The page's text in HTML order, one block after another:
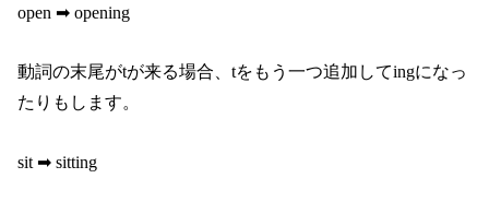
open ➡︎ opening
動詞の末尾がtが来る場合、tをもう一つ追加してingになっ
たりもします。
sit ➡︎ sitting